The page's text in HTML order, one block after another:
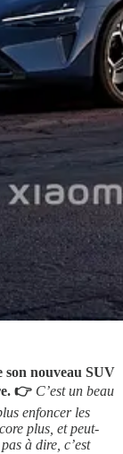
nouveau SUV
👉 C’est un beau
enfoncer les
plus, et peut-
à dire, c’est